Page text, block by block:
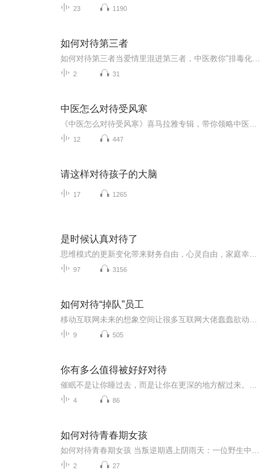
23 1190
如何对待第三者
2 31
中医怎么对待受风寒
12 447
请这样对待孩子的大脑
17 1265
是时候认真对待了
97 3156
如何对待“掉队”员工
9 505
你有多么值得被好好对待
4 86
如何对待青春期女孩
2 27